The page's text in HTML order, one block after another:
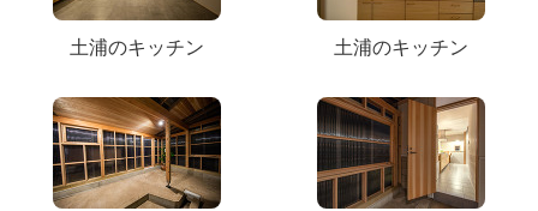
土浦のキッチン 土浦のキッチン